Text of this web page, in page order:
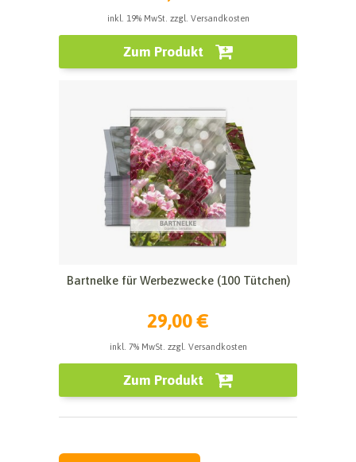
inkl. 19% MwSt. zzgl. Versandkosten
Zum Produkt
Bartnelke für Werbezwecke (100 Tütchen)
29,00 €
inkl. 7% MwSt. zzgl. Versandkosten
Zum Produkt